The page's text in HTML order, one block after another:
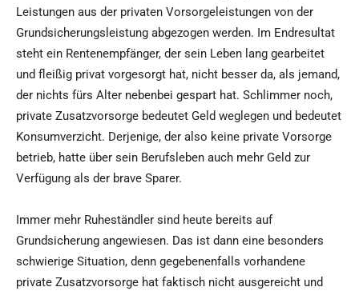
Leistungen aus der privaten Vorsorgeleistungen von der
Grundsicherungsleistung abgezogen werden. Im Endresultat
steht ein Rentenempfänger, der sein Leben lang gearbeitet
und fleißig privat vorgesorgt hat, nicht besser da, als jemand,
der nichts fürs Alter nebenbei gespart hat. Schlimmer noch,
private Zusatzvorsorge bedeutet Geld weglegen und bedeutet
Konsumverzicht. Derjenige, der also keine private Vorsorge
betrieb, hatte über sein Berufsleben auch mehr Geld zur
Verfügung als der brave Sparer.
Immer mehr Ruheständler sind heute bereits auf
Grundsicherung angewiesen. Das ist dann eine besonders
schwierige Situation, denn gegebenenfalls vorhandene
private Zusatzvorsorge hat faktisch nicht ausgereicht und